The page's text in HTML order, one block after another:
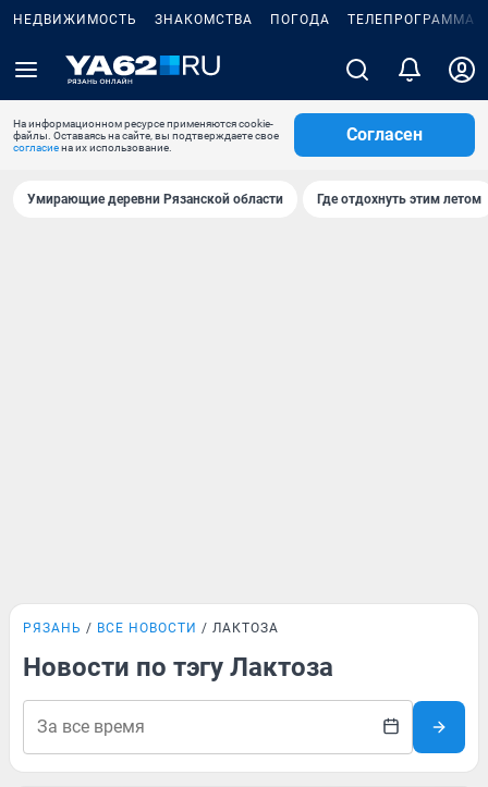
НЕДВИЖИМОСТЬ ЗНАКОМСТВА ПОГОДА ТЕЛЕПРОГРАММА
На информационном ресурсе применяются cookie-
файлы. Оставаясь на сайте, вы подтверждаете свое
согласиена их использование.
Согласен
Умирающие деревни Рязанской области Где отдохнуть этим летом
РЯЗАНЬ ВСЕ НОВОСТИ ЛАКТОЗА
Новости по тэгу Лактоза